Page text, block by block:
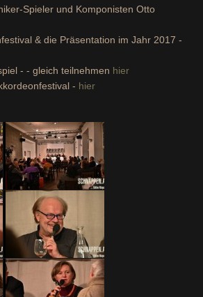
Spieler und Komponisten Otto
& die Präsentation im Jahr 2017 -
- - gleich teilnehmen hier
- hier